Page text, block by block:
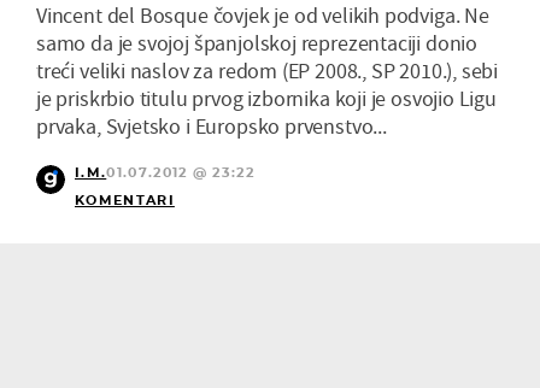
Vincent del Bosque čovjek je od velikih podviga. Ne
samo da je svojoj španjolskoj reprezentaciji donio
treći veliki naslov za redom (EP 2008., SP 2010.), sebi
je priskrbio titulu prvog izbornika koji je osvojio Ligu
prvaka, Svjetsko i Europsko prvenstvo...
I.M.01.07.2012 @ 23:22
KOMENTARI